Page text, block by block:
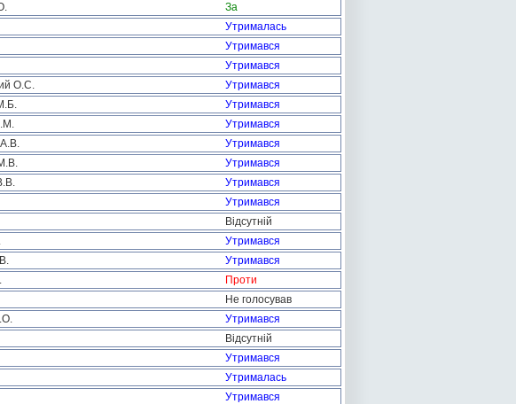
За
Утрималась
Утримався
Утримався
О.С.
Утримався
Утримався
Утримався
Утримався
Утримався
Утримався
Утримався
Відсутній
Утримався
Утримався
Проти
Не голосував
Утримався
Відсутній
Утримався
Утрималась
Утримався